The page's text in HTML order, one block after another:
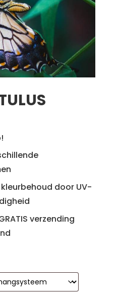
door UV-
verzending